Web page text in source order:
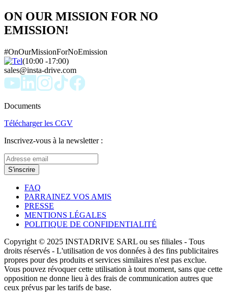
ON OUR MISSION FOR NO
EMISSION!
#OnOurMissionForNoEmission
(10:00 -17:00)
sales@insta-drive.com
Documents
Télécharger les CGV
Inscrivez-vous à la newsletter :
S'inscrire
FAQ
PARRAINEZ VOS AMIS
PRESSE
MENTIONS LÉGALES
POLITIQUE DE CONFIDENTIALITÉ
Copyright © 2025 INSTADRIVE SARL ou ses filiales - Tous
droits réservés - L'utilisation de vos données à des fins publicitaires
propres pour des produits et services similaires n'est pas exclue.
Vous pouvez révoquer cette utilisation à tout moment, sans que cette
opposition ne donne lieu à des frais de communication autres que
ceux prévus par les tarifs de base.